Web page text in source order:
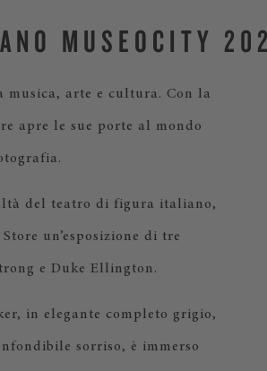
MUSEOCITY
arte e cultura. Con la
apre le sue porte al mondo
del teatro di figura italiano,
un’esposizione di tre
e Duke Ellington.
in elegante completo grigio,
sorriso, è immerso